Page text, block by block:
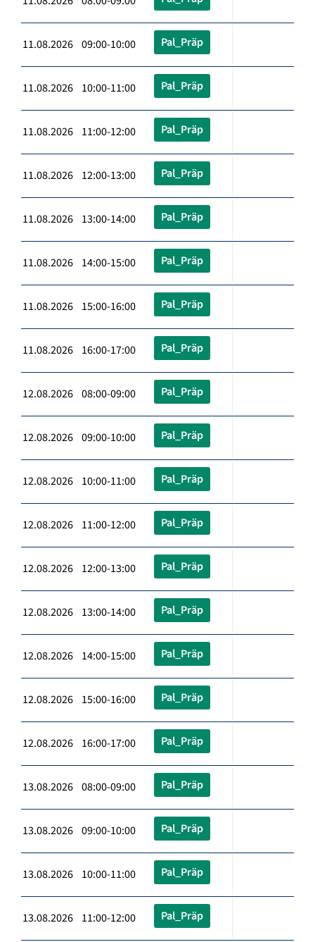
11.08.2026 09:00-10:00 Pal_Präp
11.08.2026 10:00-11:00 Pal_Präp
11.08.2026 11:00-12:00 Pal_Präp
11.08.2026 12:00-13:00 Pal_Präp
11.08.2026 13:00-14:00 Pal_Präp
11.08.2026 14:00-15:00 Pal_Präp
11.08.2026 15:00-16:00 Pal_Präp
11.08.2026 16:00-17:00 Pal_Präp
12.08.2026 08:00-09:00 Pal_Präp
12.08.2026 09:00-10:00 Pal_Präp
12.08.2026 10:00-11:00 Pal_Präp
12.08.2026 11:00-12:00 Pal_Präp
12.08.2026 12:00-13:00 Pal_Präp
12.08.2026 13:00-14:00 Pal_Präp
12.08.2026 14:00-15:00 Pal_Präp
12.08.2026 15:00-16:00 Pal_Präp
12.08.2026 16:00-17:00 Pal_Präp
13.08.2026 08:00-09:00 Pal_Präp
13.08.2026 09:00-10:00 Pal_Präp
13.08.2026 10:00-11:00 Pal_Präp
13.08.2026 11:00-12:00 Pal_Präp